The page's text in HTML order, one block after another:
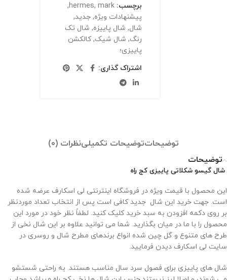
برچسب:
hermes, mark
,
پیشنهادات ویژه, جدید,
شال, شال پاییزه, شال تک
رنگ, شال شیک, کالکشن
پاییزی؛
اشتراک گذاری:
توضیحاتتوضیحات تکمیلینظرات (0)
توضیحات
شال گیسو شکلاتی پاییزی کج راه
این محصول با قیمت ویژه در فروشگاه اینترنتی لی اسکارف عرضه شده
است. جهت خرید این شال جدید کافی است پس از انتخاب تعداد موردنظر
بر روی دکمه افزودن به سبد خرید کلیک کنید. لطفاً نظر خود در مورد این
محصول را با ما در میان بگذارید. شما می توانید علاوه بر این شال نخی از
طرح های متنوع و گل چین شده انواع برندهای مطرح شال و روسری در
سایت لی اسکارف دیدن فرمایید.
شال های پاییزی برای فصول سرد سال مناسب هستند. به راحتی شستشو